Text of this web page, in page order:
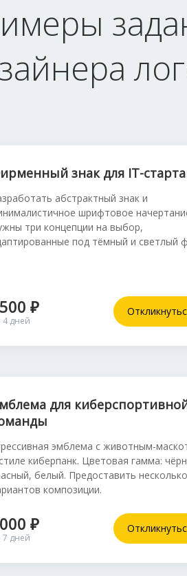
знак для IT-
абстрактный знак и
шрифтовое
три концепции на выбор,
под тёмный и светлый
₽
4 дней
для
эмблема с животным-
киберпанк. Цветовая гамма:
белый. Предоставить несколько
композиции.
₽
7 дней